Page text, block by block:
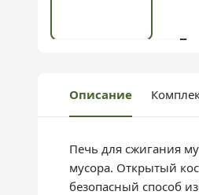
Описание
Печь для сжигания
мусора. Открытый
безопасный способ